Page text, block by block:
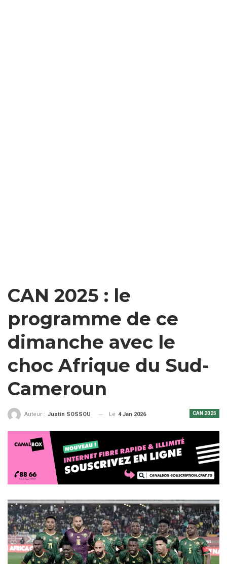
CAN 2025 : le
programme de ce
dimanche avec le
choc Afrique du Sud-
Cameroun
CAN 2025
Auteur : Justin SOSSOU Le 4 Jan 2026